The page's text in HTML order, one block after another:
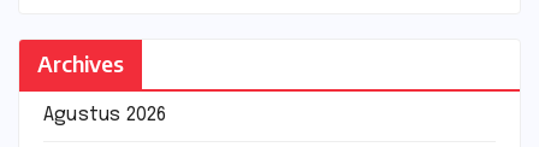
Archives
Agustus 2026